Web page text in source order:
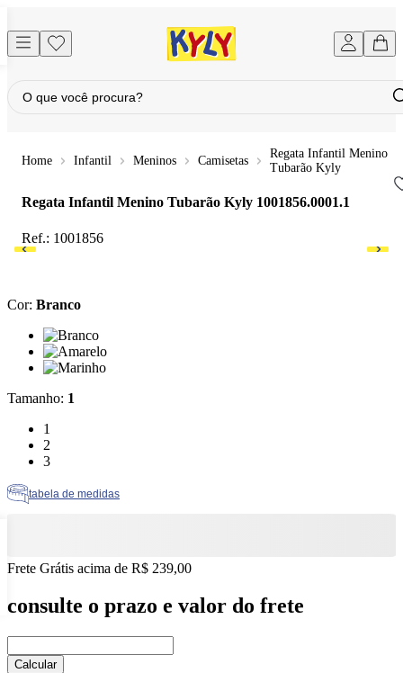
Infantil Meninos Camisetas
Regata Infantil Menino
Tubarão Kyly
Regata Infantil Menino Tubarão Kyly 1001856.0001.1
Ref.: 1001856
Cor: Branco
Cor: Branco
Cor: Amarelo
Cor: Marinho
Tamanho: 1
Tamanho: 1
1
Tamanho: 2
2
Tamanho: 3
3
tabela de medidas
Frete Grátis acima de R$ 239,00
consulte o prazo e valor do frete
Calcular